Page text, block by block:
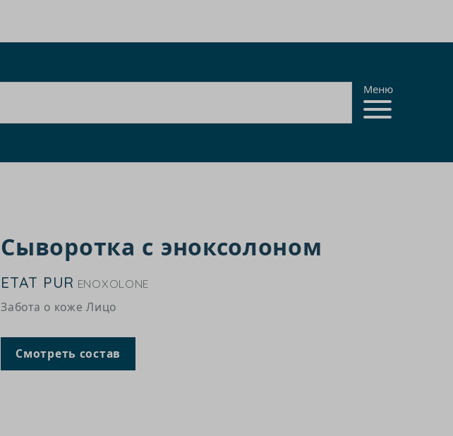
Меню
Сыворотка с эноксолоном
ETAT PUR ENOXOLONE
Забота о коже Лицо
Смотреть состав